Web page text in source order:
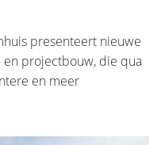
presenteert nieuwe
projectbouw, die qua
en meer